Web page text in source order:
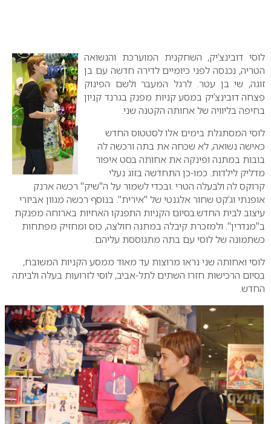
לוסי דובינצ’יק, השחקנית המוערכת והנשואה
הטריה, נכנסה לפני כיומיים לדירה חדשה עם בן
זוגה, שי בן עטר. לרגל המעבר ולשם הפינוק
פצחה דובינצ’יק במסע קניות מפנק בגרנד קניון
בחיפה בליוויה של אחותה הקטנה שני.
לוסי המסתגלת בימים אלו לסטטוס החדש
כאישה נשואה, לא שכחה את בתה ורכשה לה
בובות במתנה ופינקה את אחותה בסט איפור
מדליק לילדות. כמו-כן התחדשה בזוג נעלי
קרוקס לה ולבעלה הטרי .ובכדי לשמור על ה"שיק" רכשה ארנק
אופנתי וג’קט שחור אלגנטי של "אירית". בנוסף רכשה מגוון אביזרי
עיצוב לבית החדש.בסיום הקניות התפנקו האחיות בארוחה מפנקת
ב"מנדרין". ולמזכרת קיבלה במתנה חולצה, כוס ומחזיק מפתחות
כשתמונה של לוסי עם בתה מתנוססת עליהם.
לוסי ואחותה שני נראו מרוצות עד מאוד ממסע הקניות המשובח,
בסיום הרכישות חזרו השתים לתל-אביב, לוסי לזרועות בעלה ולביתה
החדש.